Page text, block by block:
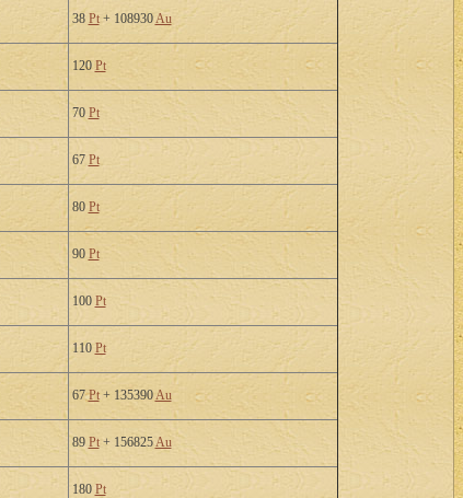
38 Pt+ 108930Au
120Pt
70 Pt
67 Pt
80 Pt
90 Pt
100 Pt
110 Pt
67Pt+ 135390Au
89 Pt+ 156825Au
180 Pt